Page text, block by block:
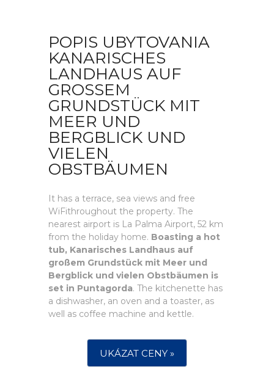
POPIS UBYTOVANIA
KANARISCHES
LANDHAUS AUF
GROSSEM G
RUNDSTÜCK MIT M
EER UND B
ERGBLICK UND V
IELEN O
BSTBÄUMEN
It has a terrace, sea views and free
WiFithroughout the property. The
nearest airport is La Palma Airport, 52 km
from the holiday home. Boasting a hot
tub, Kanarisches Landhaus auf
großem Grundstück mit Meer und
Bergblick und vielen Obstbäumen is
set in Puntagorda. The kitchenette has
a dishwasher, an oven and a toaster, as
well as coffee machine and kettle.
UKÁZAT CENY »